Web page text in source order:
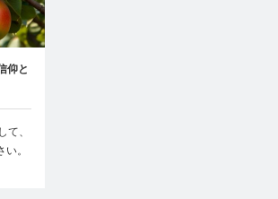
仰と
て、
。